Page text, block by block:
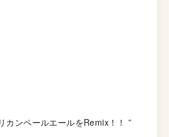
カンペールエールをRemix！！ ”